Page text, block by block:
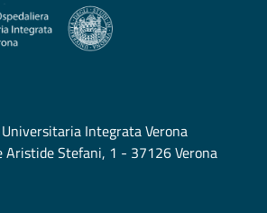
Integrata Verona
Aristide Stefani, 1 - 37126 Verona